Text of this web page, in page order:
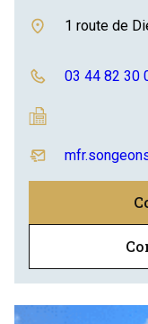
1 route de
03 44 82 30